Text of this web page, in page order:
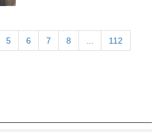
5 6 7 8 112